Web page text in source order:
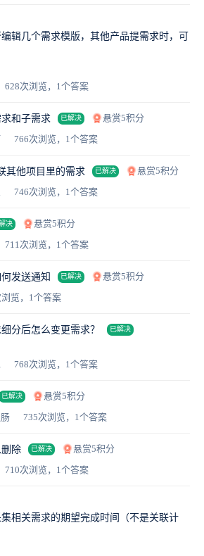
辑几个需求模版，其他产品提需求时，可
628次浏览，1个答案
和子需求 已解决
悬赏5积分
766次浏览，1个答案
其他项目里的需求 已解决
悬赏5积分
746次浏览，1个答案
决
悬赏5积分
711次浏览，1个答案
发送通知 已解决
悬赏5积分
浏览，1个答案
分后怎么变更需求？ 已解决
768次浏览，1个答案
已解决
悬赏5积分
735次浏览，1个答案
除 已解决
悬赏5积分
710次浏览，1个答案
相关需求的期望完成时间（不是关联计